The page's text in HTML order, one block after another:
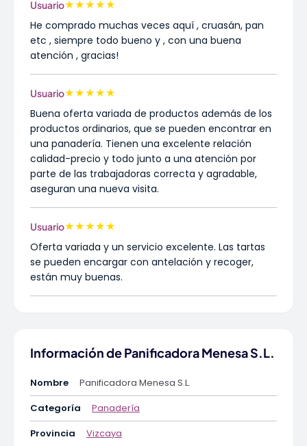
Usuario★★★★★
He comprado muchas veces aquí , cruasán, pan
etc , siempre todo bueno y , con una buena
atención , gracias!
Usuario★★★★★
Buena oferta variada de productos además de los
productos ordinarios, que se pueden encontrar en
una panadería. Tienen una excelente relación
calidad-precio y todo junto a una atención por
parte de las trabajadoras correcta y agradable,
aseguran una nueva visita.
Usuario★★★★★
Oferta variada y un servicio excelente. Las tartas
se pueden encargar con antelación y recoger,
están muy buenas.
Información de Panificadora Menesa S.L.
Nombre
Panificadora Menesa S.L.
Categoría
Panadería
Provincia
Vizcaya